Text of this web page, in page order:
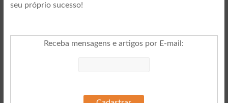
seu próprio sucesso!
Receba mensagens e artigos por E-mail :